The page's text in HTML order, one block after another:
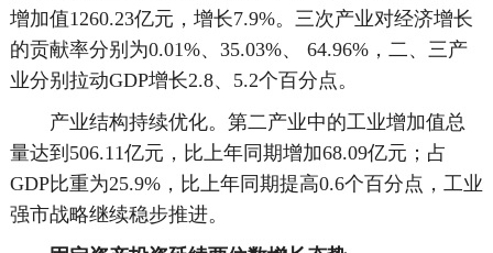
增加值1260.23亿元，增长7.9%。三次产业对经济增长
的贡献率分别为0.01%、35.03%、 64.96%，二、三产
业分别拉动GDP增长2.8、5.2个百分点。
产业结构持续优化。第二产业中的工业增加值总
量达到506.11亿元，比上年同期增加68.09亿元；占
GDP比重为25.9%，比上年同期提高0.6个百分点，工业
强市战略继续稳步推进。